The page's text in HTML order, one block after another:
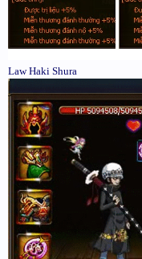
Law Haki Shura